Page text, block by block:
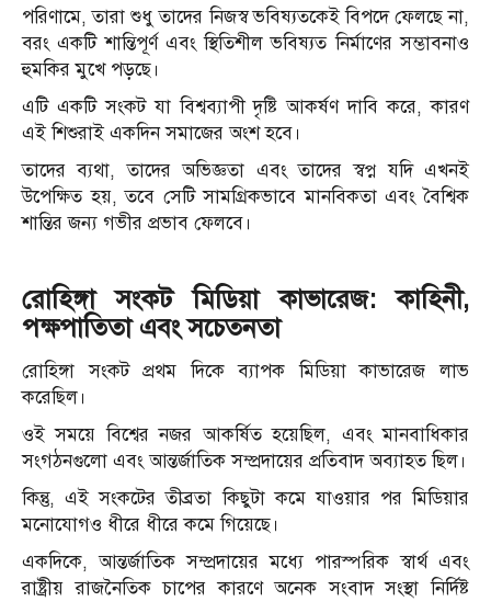
পরিণামে, তারা শুধু তাদের নিজস্ব ভবিষ্যতকেই বিপদে ফেলছে না,
বরং একটি শান্তিপূর্ণ এবং স্থিতিশীল ভবিষ্যত নির্মাণের সম্ভাবনাও
হুমকির মুখে পড়ছে।
এটি একটি সংকট যা বিশ্বব্যাপী দৃষ্টি আকর্ষণ দাবি করে, কারণ
এই শিশুরাই একদিন সমাজের অংশ হবে।
তাদের ব্যথা, তাদের অভিজ্ঞতা এবং তাদের স্বপ্ন যদি এখনই
উপেক্ষিত হয়, তবে সেটি সামগ্রিকভাবে মানবিকতা এবং বৈশ্বিক
শান্তির জন্য গভীর প্রভাব ফেলবে।
রোহিঙ্গা সংকট মিডিয়া কাভারেজ: কাহিনী,
পক্ষপাতিতা এবং সচেতনতা
রোহিঙ্গা সংকট প্রথম দিকে ব্যাপক মিডিয়া কাভারেজ লাভ
করেছিল।
ওই সময়ে বিশ্বের নজর আকর্ষিত হয়েছিল, এবং মানবাধিকার
সংগঠনগুলো এবং আন্তর্জাতিক সম্প্রদায়ের প্রতিবাদ অব্যাহত ছিল।
কিন্তু, এই সংকটের তীব্রতা কিছুটা কমে যাওয়ার পর মিডিয়ার
মনোযোগও ধীরে ধীরে কমে গিয়েছে।
একদিকে, আন্তর্জাতিক সম্প্রদায়ের মধ্যে পারস্পরিক স্বার্থ এবং
রাষ্ট্রীয় রাজনৈতিক চাপের কারণে অনেক সংবাদ সংস্থা নির্দিষ্ট